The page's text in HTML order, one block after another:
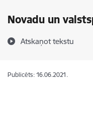
Novadu un
Atskaņot tekstu
Publicēts: 16.06.2021.